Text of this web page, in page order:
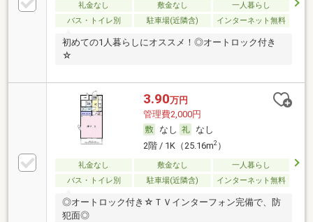
礼金なし 敷金なし
一人暮らし
バス・トイレ別
駐車場(近隣含) インターネット無料
初めての1人暮らしにオススメ！◎オートロック付き
☆
3.90万円
管理費2,000円
なし
なし
2階 / 1K（25.16m2）
礼金なし 敷金なし
一人暮らし
バス・トイレ別
駐車場(近隣含) インターネット無料
◎オートロック付き☆ＴＶインターフォン完備で、防
犯面◎